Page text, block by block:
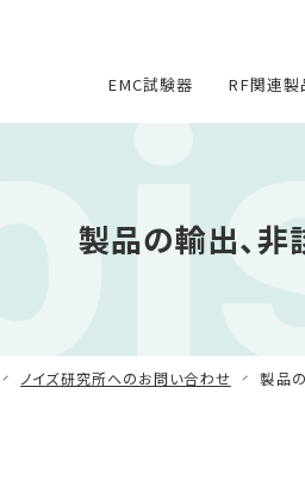
EMC試験器 RF関連製
製品の輸出、
ノイズ研究所へのお問い合わせ 製品
ースト試